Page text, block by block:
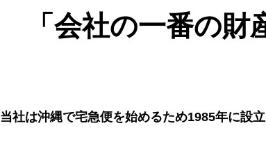
「会社の一番の
当社は沖縄で宅急便を始めるため1985年に設立